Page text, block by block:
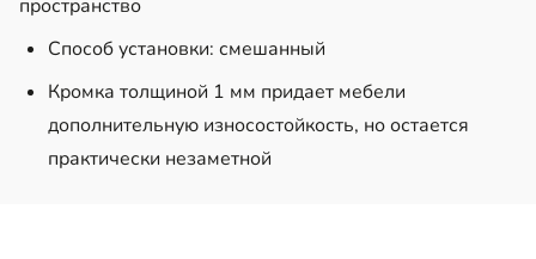
пространство
Способ установки: смешанный
Кромка толщиной 1 мм придает мебели
дополнительную износостойкость, но остается
практически незаметной